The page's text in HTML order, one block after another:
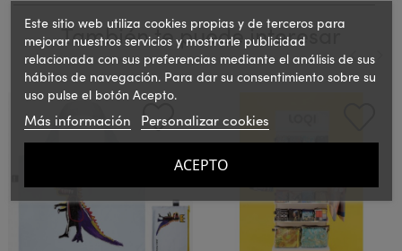
También te puede interesar
Este sitio web utiliza cookies propias y de terceros para
mejorar nuestros servicios y mostrarle publicidad
relacionada con sus preferencias mediante el análisis de sus
hábitos de navegación. Para dar su consentimiento sobre su
uso pulse el botón Acepto.
Más información Personalizar cookies
ACEPTO